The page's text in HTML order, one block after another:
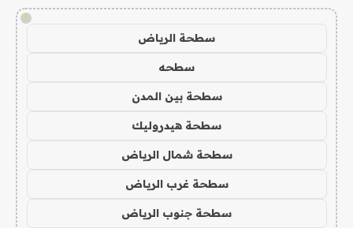
!
سطحة الرياض
سطحه
سطحة بين المدن
سطحة هيدروليك
سطحة شمال الرياض
سطحة غرب الرياض
سطحة جنوب الرياض